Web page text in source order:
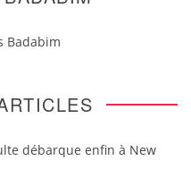
Badabim
débarque enfin à New